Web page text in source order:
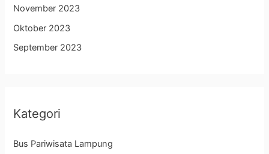
November 2023
Oktober 2023
September 2023
Kategori
Bus Pariwisata Lampung